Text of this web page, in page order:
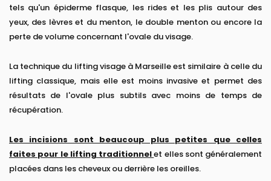
tels qu'un épiderme flasque, les rides et les plis autour des
yeux, des lèvres et du menton, le double menton ou encore la
perte de volume concernant l'ovale du visage.
La technique du lifting visage à Marseille est similaire à celle du
lifting classique, mais elle est moins invasive et permet des
résultats de l'ovale plus subtils avec moins de temps de
récupération.
Les incisions sont beaucoup plus petites que celles
faites pour le lifting traditionnelet elles sont généralement
placées dans les cheveux ou derrière les oreilles.